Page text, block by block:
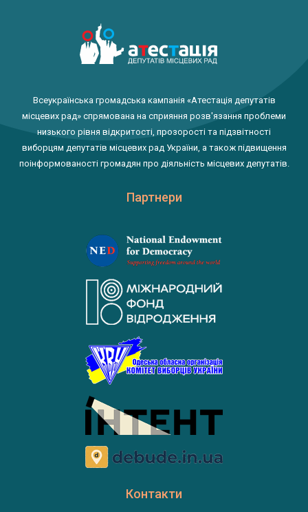
Всеукраїнська громадська кампанія «Атестація депутатів
місцевих рад» спрямована на сприяння розв'язання проблеми
низького рівня відкритості, прозорості та підзвітності
виборцям депутатів місцевих рад України, а також підвищення
поінформованості громадян про діяльність місцевих депутатів.
Партнери
Контакти